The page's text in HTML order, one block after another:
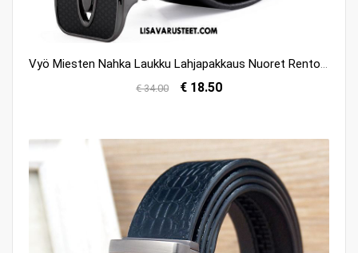
€ 34.00 € 18.50